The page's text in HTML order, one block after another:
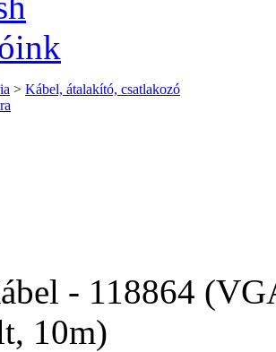
> Kábel, átalakító, csatlakozó
- 118864
10m)